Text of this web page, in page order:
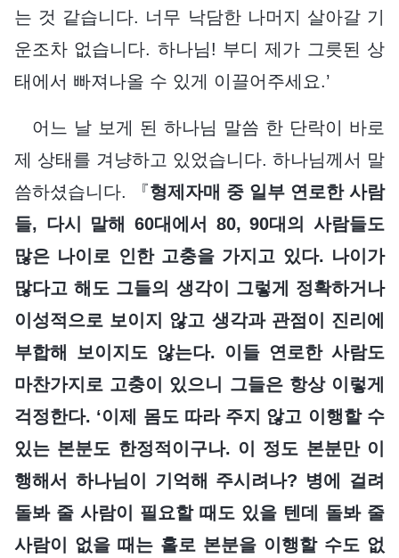
는 것 같습니다. 너무 낙담한 나머지 살아갈 기
운조차 없습니다. 하나님! 부디 제가 그릇된 상
태에서 빠져나올 수 있게 이끌어주세요.’
어느 날 보게 된 하나님 말씀 한 단락이 바로
제 상태를 겨냥하고 있었습니다. 하나님께서 말
씀하셨습니다. 『형제자매 중 일부 연로한 사람
들, 다시 말해 60대에서 80, 90대의 사람들도
많은 나이로 인한 고충을 가지고 있다. 나이가
많다고 해도 그들의 생각이 그렇게 정확하거나
이성적으로 보이지 않고 생각과 관점이 진리에
부합해 보이지도 않는다. 이들 연로한 사람도
마찬가지로 고충이 있으니 그들은 항상 이렇게
걱정한다. ‘이제 몸도 따라 주지 않고 이행할 수
있는 본분도 한정적이구나. 이 정도 본분만 이
행해서 하나님이 기억해 주시려나? 병에 걸려
돌봐 줄 사람이 필요할 때도 있을 텐데 돌봐 줄
사람이 없을 때는 홀로 본분을 이행할 수도 없